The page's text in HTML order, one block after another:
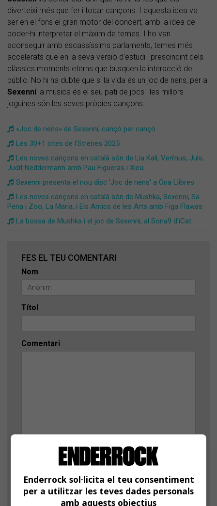
diverteixi més que fer i tocar cançons. I aquesta idea va
ser en el fons el gran motor del concert, amb la idea de
poder-hi interpretar el màxim de temes. I ho van
aconseguir amb escassíssims parlaments, temes més
accelerats que en la seva versió d'estudi i prescindint dels
clàssics moments eterns que busquen la interacció del
públic. No hi ha dubte que si la vida és un joc de nens, per a
Sexenni la música és el seu pati de jocs i les millors
joguines són les seves pròpies cançons.
«Joc de nens» de Sexenni, cançó per cançó
Les 30+1 cites de l'Strenes 2025
Les noves cançons en català són de Lia Kali, Ven'nus, Juls,
Judit Neddermann amb Pau Figueras i Xicu
Sexenni presenta el nou disc 'Joc de nens' a Ona Llibres
Les noves cançons en català són de Mushka, Sexenni, Sa
Pena i Zoo, La Maria, i Els Amics de les Arts amb Figa Flawas
La bossa de Mushka i el joc de Sexenni, al Sona9 d'iCat
FES EL TEU COMENTARI
Nom
Títol
Comentari
Comprovació: escriu l'any actual, amb 4 xifres
D'aquesta manera, verifiquem que el teu comentari
Enderrock sol·licita el teu consentiment
per a utilitzar les teves dades personals
amb aquests objectius